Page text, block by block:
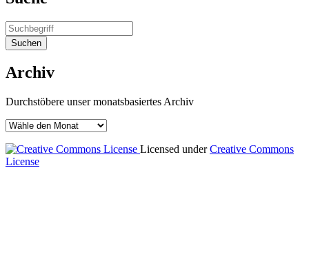
Archiv
Durchstöbere unser monatsbasiertes Archiv
Licensed underCreative Commons
License